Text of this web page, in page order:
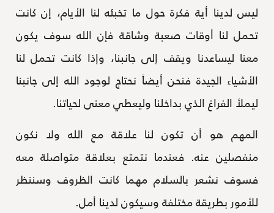
ليس لدينا أية فكرة حول ما تخبئه لنا الأيام، إن كانت
تحمل لنا أوقات صعبة وشاقة فإن الله سوف يكون
معنا ليساعدنا ويقف إلى جانبنا، وإذا كانت تحمل لنا
الأشياء الجيدة فنحن أيضاً نحتاج لوجود الله إلى جانبنا
ليملأ الفراغ الذي بداخلنا وليعطي معنى لحياتنا.
المهم هو أن تكون لنا علاقة مع الله ولا نكون
منفصلين عنه. فعندما نتمتع بعلاقة متواصلة معه
فسوف نشعر بالسلام مهما كانت الظروف وسننظر
للأمور بطريقة مختلفة وسيكون لدينا أمل.